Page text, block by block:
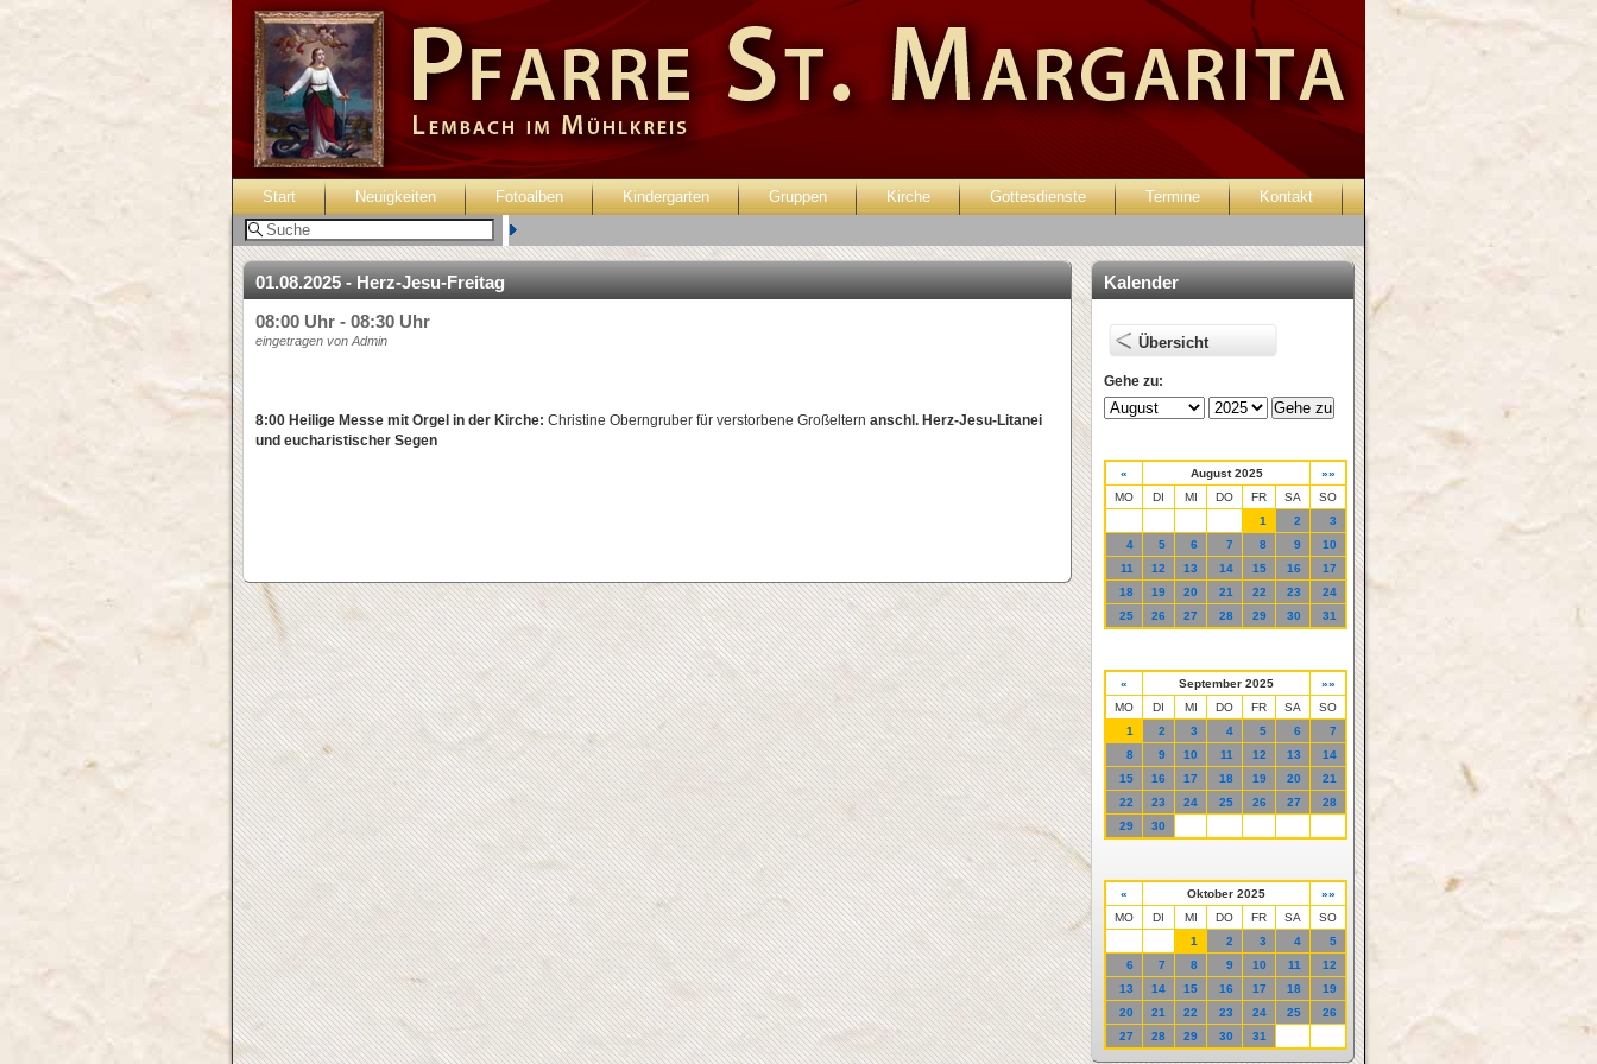
Start Neuigkeiten Fotoalben Kindergarten Gruppen Kirche Gottesdienste Termine Kontakt
01.08.2025 - Herz-Jesu-Freitag
08:00 Uhr - 08:30 Uhr
eingetragen von Admin
8:00 Heilige Messe mit Orgel in der Kirche: Christine Oberngruber für verstorbene Großeltern anschl. Herz-Jesu-Litanei
und eucharistischer Segen
Kalender
Übersicht
Gehe zu:
« August 2025
»»
MO
DI MI DO FR SA
SO
1
2
3
4
5 6 7 8 9
10
11
12 13 14 15 16
17
18
19 20 21 22 23
24
25
26 27 28 29 30 31
« September 2025
»»
MO
DI MI DO FR SA
SO
1
2 3 4 5 6
7
8
9 10 11 12 13
14
15
16 17 18 19 20
21
22
23 24 25 26 27
28
29
30
« Oktober 2025
»»
MO
DI MI DO FR SA
SO
1
2 3 4
5
6
7 8 9 10 11
12
13
14 15 16 17 18
19
20
21 22 23 24 25
26
27
28 29 30 31